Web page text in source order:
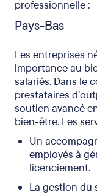
professionnelle :
Pays-Bas
Les entreprises
importance au
salariés. Dans le
prestataires
soutien avancé
bien-être. Les
Un
employés à
licenciement.
La gestion du